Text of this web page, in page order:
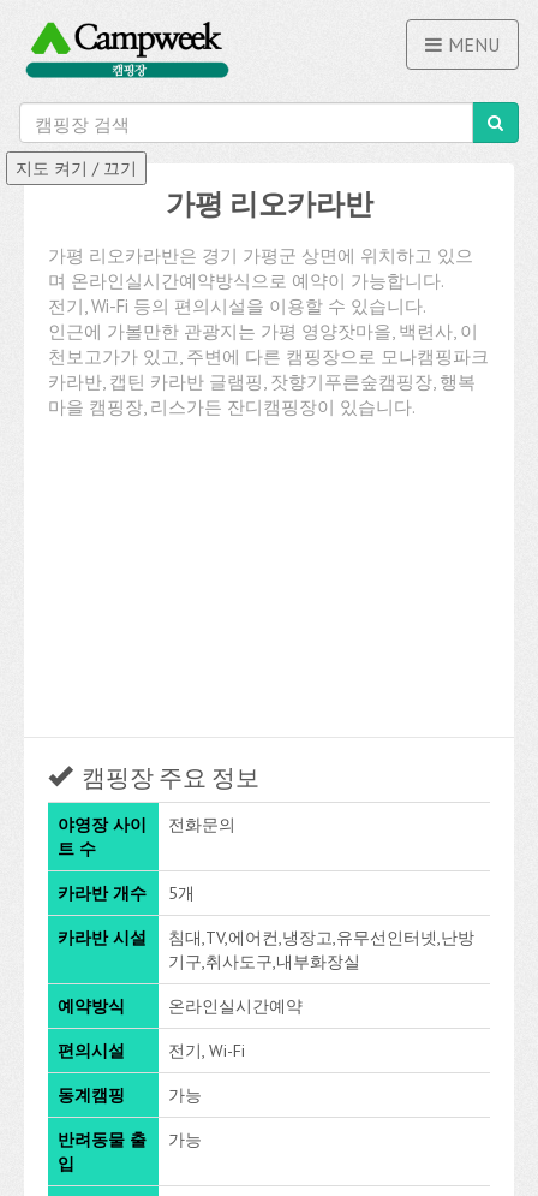
MENU
가평 리오카라반
가평 리오카라반은 경기 가평군 상면에 위치하고 있으
며 온라인실시간예약방식으로 예약이 가능합니다.
전기, Wi-Fi 등의 편의시설을 이용할 수 있습니다.
인근에 가볼만한 관광지는 가평 영양잣마을, 백련사, 이
천보고가가 있고, 주변에 다른 캠핑장으로 모나캠핑파크
카라반, 캡틴 카라반 글램핑, 잣향기푸른숲캠핑장, 행복
마을 캠핑장, 리스가든 잔디캠핑장이 있습니다.
캠핑장 주요 정보
야영장 사이
트 수
전화문의
카라반 개수 5개
카라반 시설
침대,TV,에어컨,냉장고,유무선인터넷,난방
기구,취사도구,내부화장실
예약방식 온라인실시간예약
편의시설 전기, Wi-Fi
동계캠핑 가능
반려동물 출
입
가능